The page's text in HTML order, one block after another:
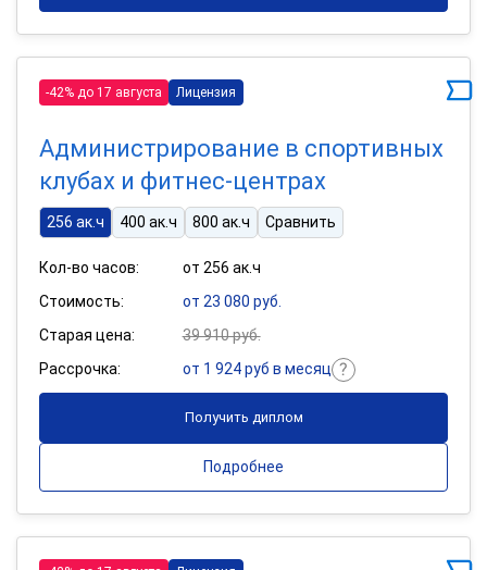
-42% до 17 августа Лицензия
Администрирование в спортивных
клубах и фитнес-центрах
256 ак.ч 400 ак.ч 800 ак.ч Сравнить
Кол-во часов:
от 256 ак.ч
Стоимость:
от 23 080 руб.
Старая цена:
39 910 руб.
Рассрочка:
от 1 924 руб в месяц
Получить диплом
Подробнее